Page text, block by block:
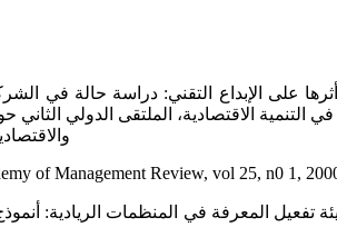
‎of Management Review, vol 25, n0 1,
المعرفة في المنظمات الريادية: